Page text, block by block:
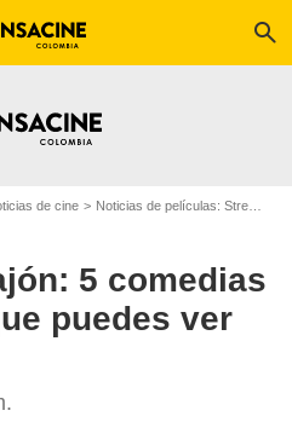
search
de cine Noticias de películas: Streaming
5 comedias
puedes ver
sabe quién soy yo?'